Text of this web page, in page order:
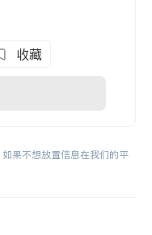
收藏
如果不想放置信息在我们的平